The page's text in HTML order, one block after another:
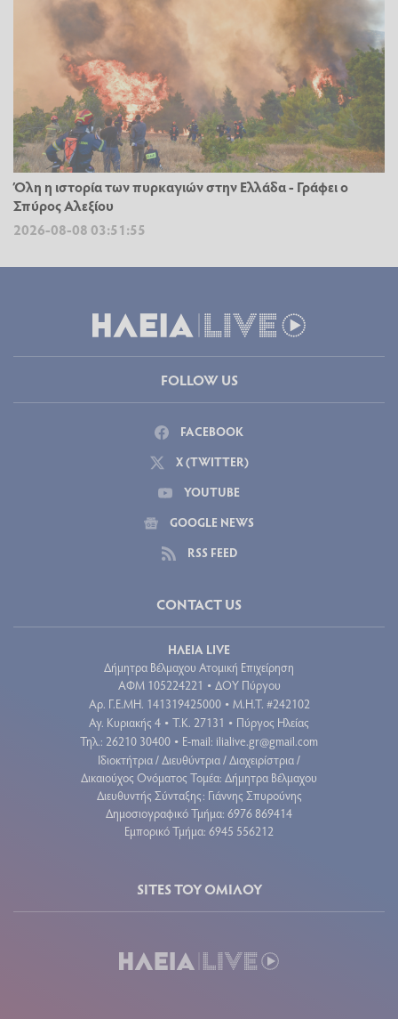
Όλη η ιστορία των πυρκαγιών στην Ελλάδα - Γράφει ο
Σπύρος Αλεξίου
2026-08-08 03:51:55
FOLLOW US
FACEBOOK
X (TWITTER)
YOUTUBE
GOOGLE NEWS
RSS FEED
CONTACT US
ΗΛΕΙΑ LIVE
Δήμητρα Βέλμαχου Ατομική Επιχείρηση
ΑΦΜ 105224221 • ΔΟΥ Πύργου
Aρ. Γ.Ε.ΜΗ. 141319425000 • Μ.Η.Τ. #242102
Αγ. Κυριακής 4 • Τ.Κ. 27131 • Πύργος Ηλείας
Τηλ.: 26210 30400 • E-mail: ilialive.gr@gmail.com
Ιδιοκτήτρια / Διευθύντρια / Διαχειρίστρια /
Δικαιούχος Ονόματος Τομέα: Δήμητρα Βέλμαχου
Διευθυντής Σύνταξης: Γιάννης Σπυρούνης
Δημοσιογραφικό Τμήμα: 6976 869414
Εμπορικό Τμήμα: 6945 556212
SITES ΤΟΥ ΟΜΙΛΟΥ